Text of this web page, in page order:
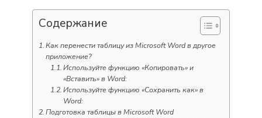
Содержание
Как перенести таблицу из Microsoft Word в другое
приложение?
Используйте функцию «Копировать» и
«Вставить» в Word:
Используйте функцию «Сохранить как» в
Word:
Подготовка таблицы в Microsoft Word